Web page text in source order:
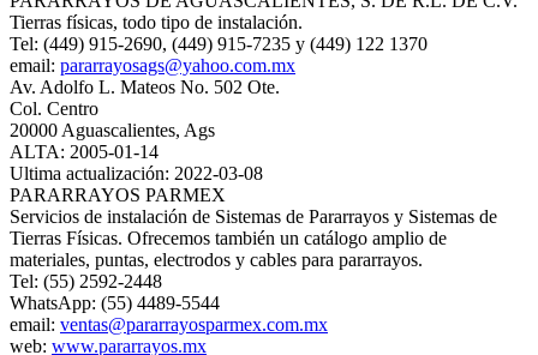
Tierras físicas, todo tipo de instalación.
Tel: (449) 915-2690, (449) 915-7235 y (449) 122 1370
email: pararrayosags@yahoo.com.mx
Av. Adolfo L. Mateos No. 502 Ote.
Col. Centro
20000 Aguascalientes, Ags
ALTA: 2005-01-14
Ultima actualización: 2022-03-08
PARARRAYOS PARMEX
Servicios de instalación de Sistemas de Pararrayos y Sistemas de
Tierras Físicas. Ofrecemos también un catálogo amplio de
materiales, puntas, electrodos y cables para pararrayos.
Tel: (55) 2592-2448
WhatsApp: (55) 4489-5544
email: ventas@pararrayosparmex.com.mx
web: www.pararrayos.mx